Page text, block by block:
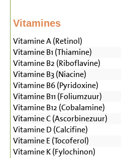
Vitamines
Vitamine A (Retinol)
Vitamine B1 (Thiamine)
Vitamine B2 (Riboflavine)
Vitamine B3 (Niacine)
Vitamine B6 (Pyridoxine)
Vitamine B11 (Foliumzuur)
Vitamine B12 (Cobalamine)
Vitamine C (Ascorbinezuur)
Vitamine D (Calcifine)
Vitamine E (Tocoferol)
Vitamine K (Fylochinon)